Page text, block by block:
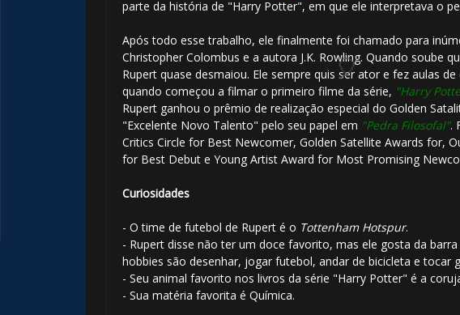
parte da história de "Harry Potter", em que ele interpretava o
Após todo esse trabalho, ele finalmente foi chamado para
Christopher Colombus e a autora J.K. Rowling. Quando soube
Rupert quase desmaiou. Ele sempre quis ser ator e fez aulas
quando começou a filmar o primeiro filme da série, "Harry
Rupert ganhou o prêmio de realização especial do Golden
"Excelente Novo Talento" pelo seu papel em "Pedra Filosofal".
Critics Circle for Best Newcomer, Golden Satellite Awards for,
for Best Debut e Young Artist Award for Most Promising
Curiosidades
- O time de futebol de Rupert é o Tottenham Hotspur.
- Rupert disse não ter um doce favorito, mas ele gosta da
hobbies são desenhar, jogar futebol, andar de bicicleta e tocar
- Seu animal favorito nos livros da série "Harry Potter" é a
- Sua matéria favorita é Química.
🎂
🎈